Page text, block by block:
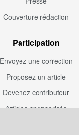
Couverture rédaction
Participation
Envoyez une correction
Proposez un article
Devenez contributeur
Articles sponsorisés